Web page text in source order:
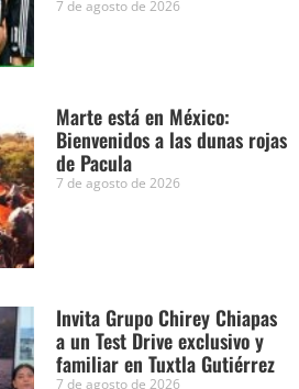
7 de agosto de 2026
Marte está en México:
Bienvenidos a las dunas rojas
de Pacula
7 de agosto de 2026
Invita Grupo Chirey Chiapas
a un Test Drive exclusivo y
familiar en Tuxtla Gutiérrez
7 de agosto de 2026